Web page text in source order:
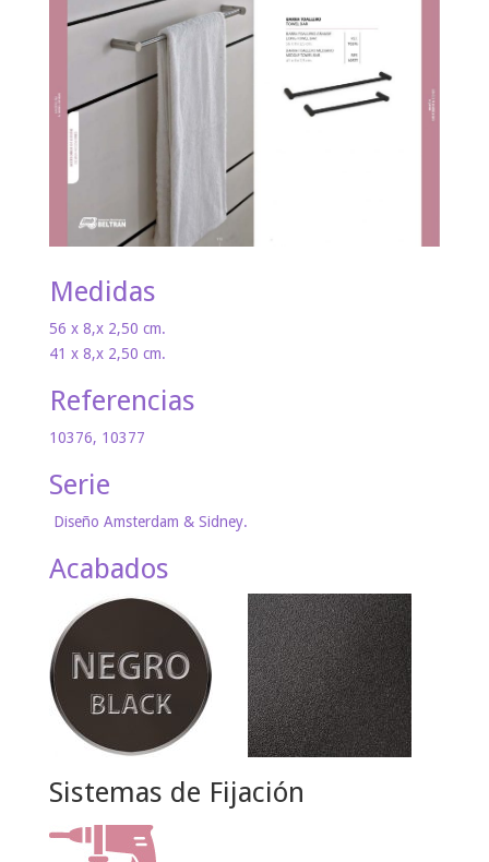
Medidas
56 x 8,x 2,50 cm.
41 x 8,x 2,50 cm.
Referencias
10376, 10377
Serie
Diseño Amsterdam & Sidney.
Acabados
Sistemas de Fijación